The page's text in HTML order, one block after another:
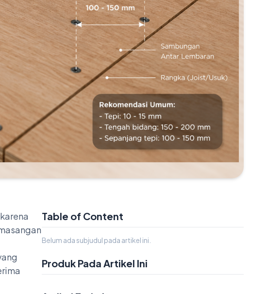
Table of Content
Belum ada subjudul pada artikel ini.
Produk Pada Artikel Ini